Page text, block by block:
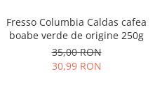
Fresso Columbia Caldas cafea
boabe verde de origine 250g
35,00 RON
30,99 RON